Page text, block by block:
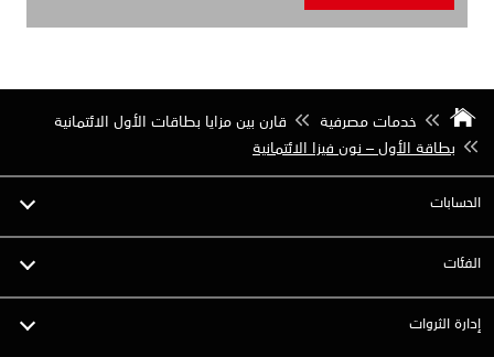
خدمات مصرفية
قارن بين مزايا بطاقات الأول الائتمانية
بطاقة الأول – نون فيزا الائتمانية
الحسابات
الفئات
إدارة الثروات